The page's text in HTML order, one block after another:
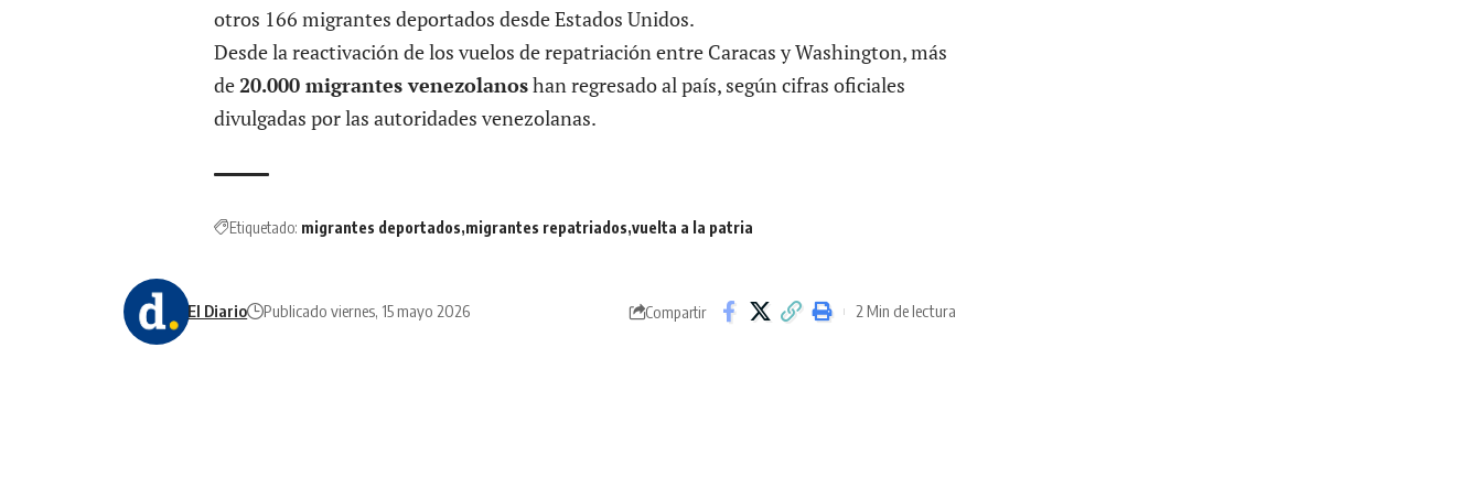
otros 166 migrantes deportados desde Estados Unidos.
Desde la reactivación de los vuelos de repatriación entre Caracas y Washington, más
de 20.000 migrantes venezolanoshan regresado al país, según cifras oficiales
divulgadas por las autoridades venezolanas.
Etiquetado: migrantes deportados migrantes repatriados vuelta a la patria
El Diario Publicado viernes, 15 mayo 2026 Compartir 2 Min de lectura